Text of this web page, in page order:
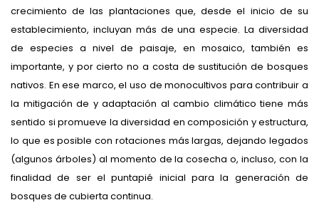
crecimiento de las plantaciones que, desde el inicio de su
establecimiento, incluyan más de una especie. La diversidad
de especies a nivel de paisaje, en mosaico, también es
importante, y por cierto no a costa de sustitución de bosques
nativos. En ese marco, el uso de monocultivos para contribuir a
la mitigación de y adaptación al cambio climático tiene más
sentido si promueve la diversidad en composición y estructura,
lo que es posible con rotaciones más largas, dejando legados
(algunos árboles) al momento de la cosecha o, incluso, con la
finalidad de ser el puntapié inicial para la generación de
bosques de cubierta continua.